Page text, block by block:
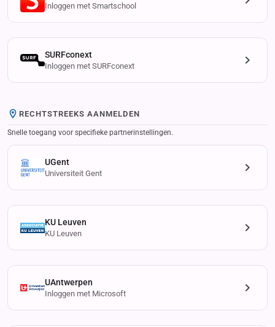
Inloggen met Smartschool
SURFconext
Inloggen met SURFconext
RECHTSTREEKS AANMELDEN
Snelle toegang voor specifieke partnerinstellingen.
UGent
Universiteit Gent
KU Leuven
KU Leuven
UAntwerpen
Inloggen met Microsoft